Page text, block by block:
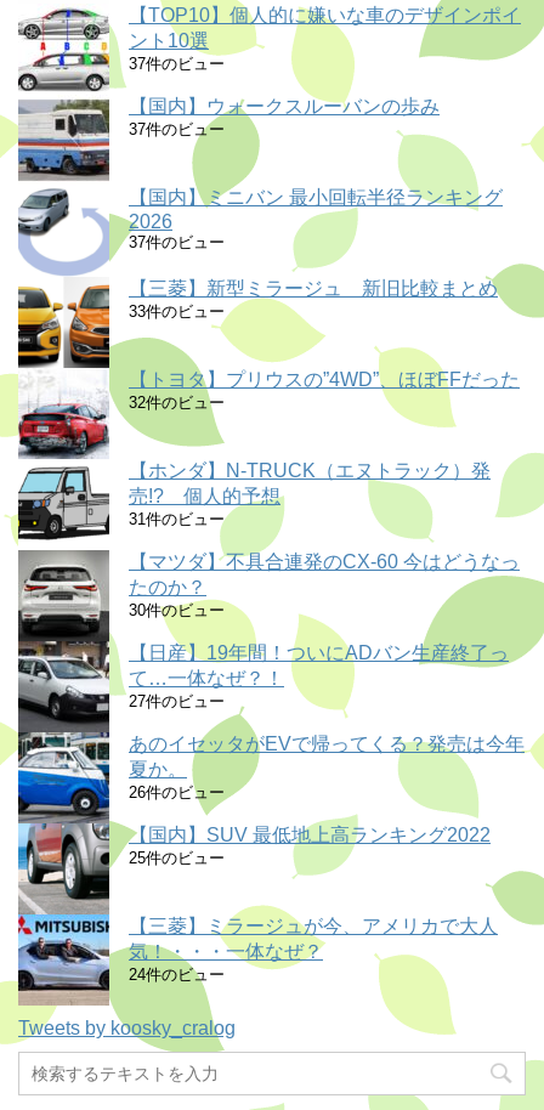
【TOP10】個人的に嫌いな車のデザインポイ
ント10選
37件のビュー
【国内】ウォークスルーバンの歩み
37件のビュー
【国内】ミニバン 最小回転半径ランキング
2026
37件のビュー
【三菱】新型ミラージュ 新旧比較まとめ
33件のビュー
【トヨタ】プリウスの”4WD”、ほぼFFだった
32件のビュー
【ホンダ】N-TRUCK（エヌトラック）発
売!? 個人的予想
31件のビュー
【マツダ】不具合連発のCX-60 今はどうなっ
たのか？
30件のビュー
【日産】19年間！ついにADバン生産終了っ
て…一体なぜ？！
27件のビュー
あのイセッタがEVで帰ってくる？発売は今年
夏か。
26件のビュー
【国内】SUV 最低地上高ランキング2022
25件のビュー
【三菱】ミラージュが今、アメリカで大人
気！・・・一体なぜ？
24件のビュー
Tweets by koosky_cralog